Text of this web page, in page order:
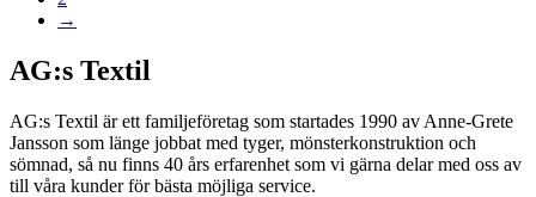
→
AG:s Textil
AG:s Textil är ett familjeföretag som startades 1990 av Anne-Grete
Jansson som länge jobbat med tyger, mönsterkonstruktion och
sömnad, så nu finns 40 års erfarenhet som vi gärna delar med oss av
till våra kunder för bästa möjliga service.